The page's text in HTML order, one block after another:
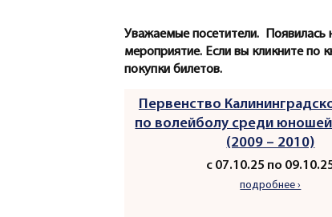
Уважаемые посетители. Появилась
мероприятие. Если вы кликните по
покупки билетов.
Первенство
по волейболу среди
(2009 – 2010)
с 07.10.25 по
подробнее ›